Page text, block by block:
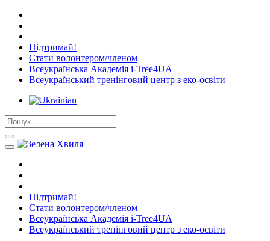
Підтримай!
Стати волонтером/членом
Всеукраїнська Академія i-Tree4UA
Всеукраїнський тренінговий центр з еко-освіти
Підтримай!
Стати волонтером/членом
Всеукраїнська Академія i-Tree4UA
Всеукраїнський тренінговий центр з еко-освіти